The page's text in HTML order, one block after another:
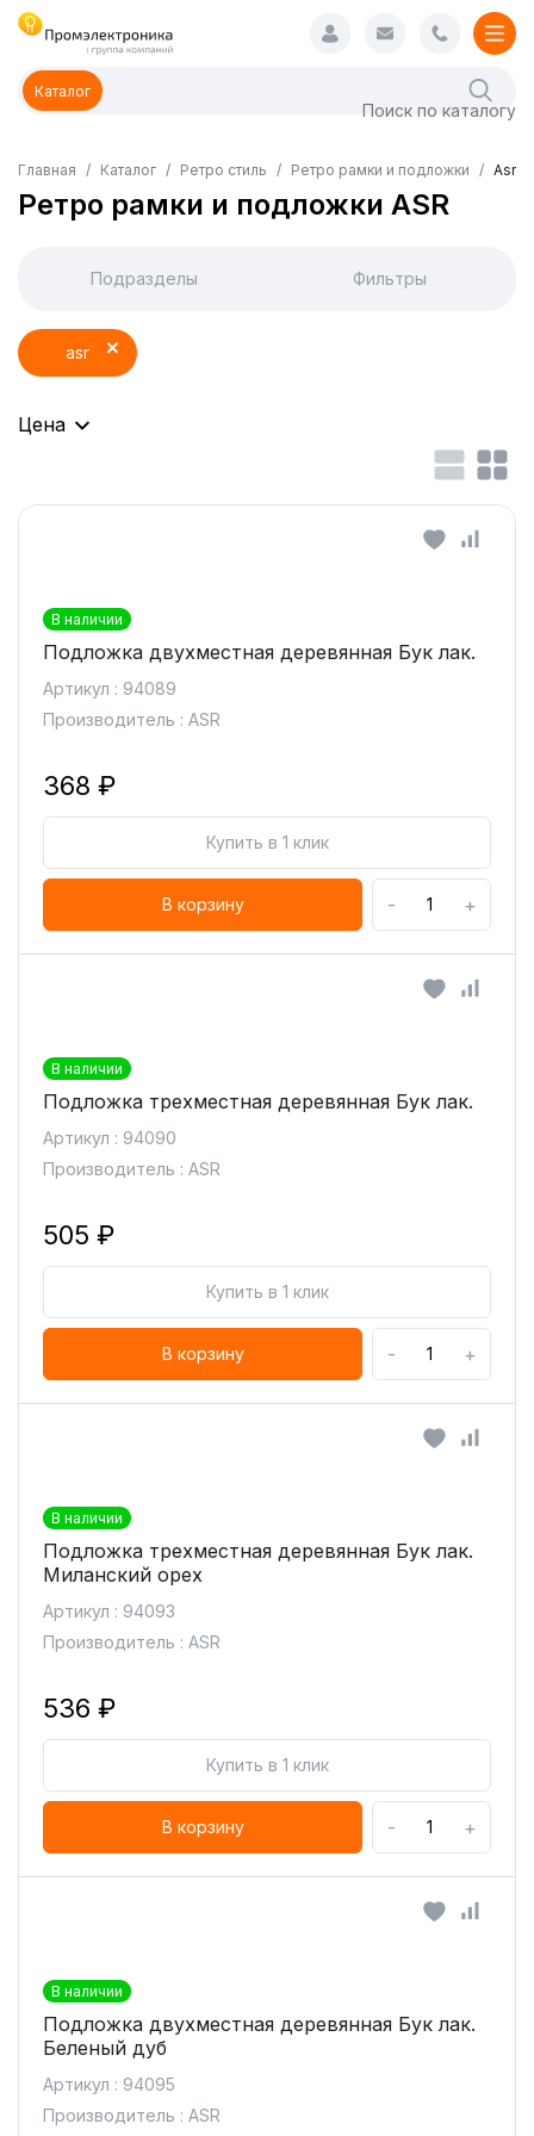
Каталог
Главная Каталог Ретро стиль Ретро рамки и подложки Asr
Ретро рамки и подложки ASR
Подразделы Фильтры
asr
Цена
В наличии
Подложка двухместная деревянная Бук лак.
Артикул : 94089
Производитель : ASR
368 ₽
Купить в 1 клик
В корзину - +
В наличии
Подложка трехместная деревянная Бук лак.
Артикул : 94090
Производитель : ASR
505 ₽
Купить в 1 клик
В корзину - +
В наличии
Подложка трехместная деревянная Бук лак.
Миланский орех
Артикул : 94093
Производитель : ASR
536 ₽
Купить в 1 клик
В корзину - +
В наличии
Подложка двухместная деревянная Бук лак.
Беленый дуб
Артикул : 94095
Производитель : ASR